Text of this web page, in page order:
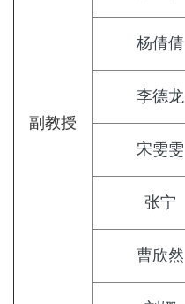
副教授
杨倩倩
李德龙
宋雯雯
张宁
曹欣然